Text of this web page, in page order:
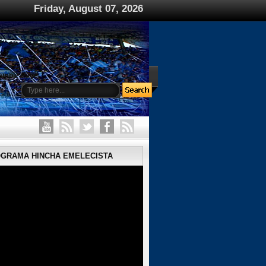
Friday, August 07, 2026
Page
HINCHA EMELECISTA